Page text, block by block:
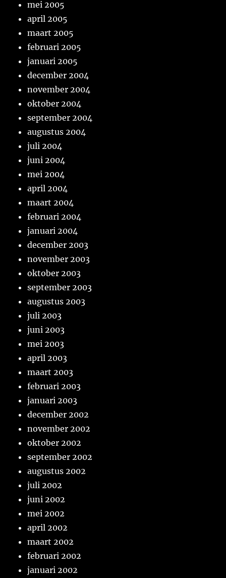
mei 2005
april 2005
maart 2005
februari 2005
januari 2005
december 2004
november 2004
oktober 2004
september 2004
augustus 2004
juli 2004
juni 2004
mei 2004
april 2004
maart 2004
februari 2004
januari 2004
december 2003
november 2003
oktober 2003
september 2003
augustus 2003
juli 2003
juni 2003
mei 2003
april 2003
maart 2003
februari 2003
januari 2003
december 2002
november 2002
oktober 2002
september 2002
augustus 2002
juli 2002
juni 2002
mei 2002
april 2002
maart 2002
februari 2002
januari 2002